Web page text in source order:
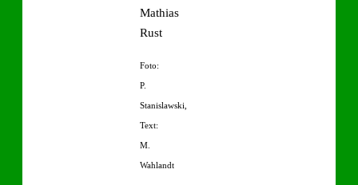
Mathias
Rust
Foto:
P.
Stanislawski,
Text:
M.
Wahlandt